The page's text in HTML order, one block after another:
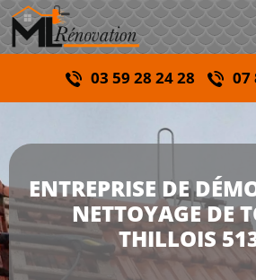
03 59 28 24 28 07
ENTREPRISE DE
NETTOYAGE DE
THILLOIS